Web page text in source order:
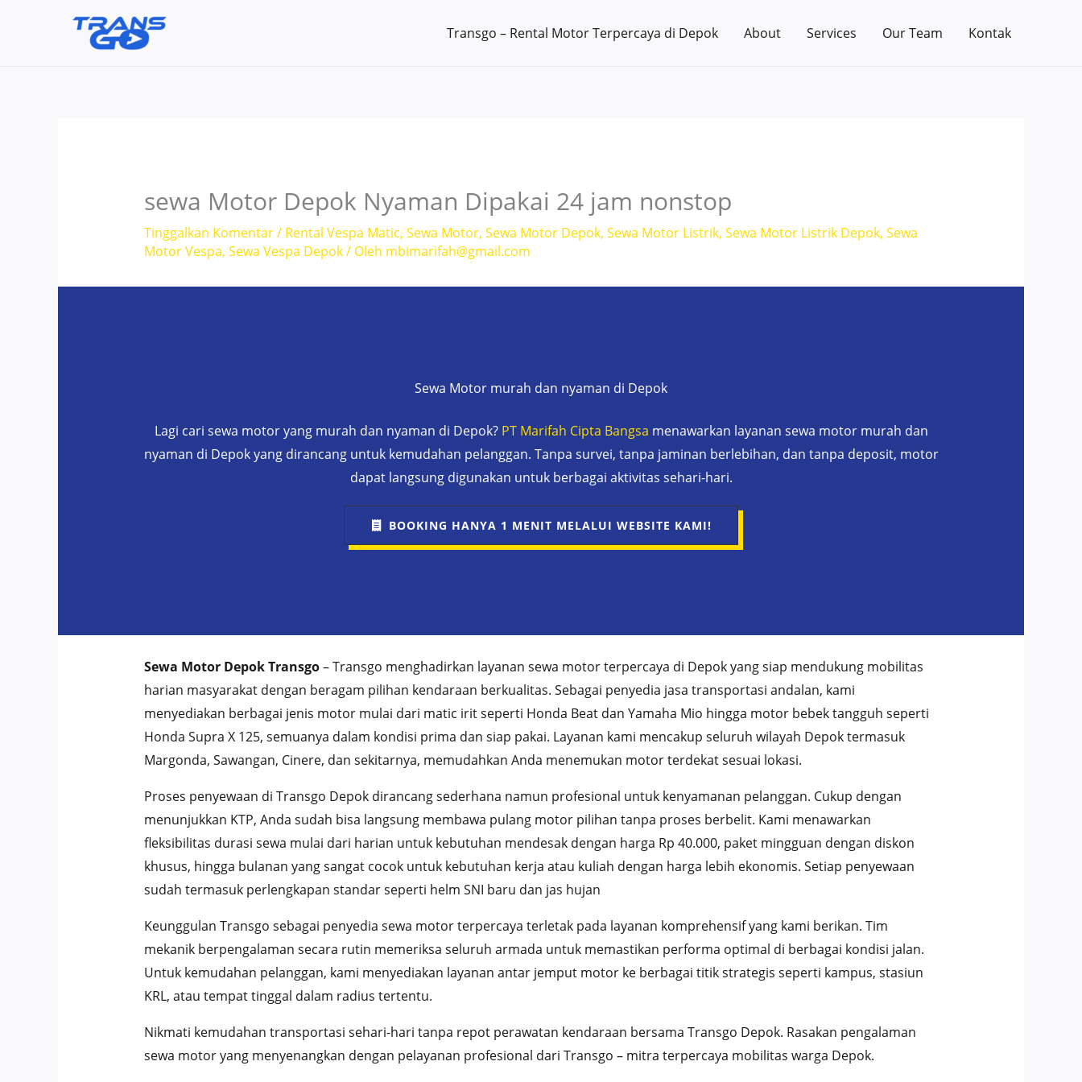
Transgo – Rental Motor Terpercaya di Depok About Services Our Team Kontak
sewa Motor Depok Nyaman Dipakai 24 jam nonstop
Tinggalkan Komentar/ Rental Vespa Matic, Sewa Motor, Sewa Motor Depok, Sewa Motor Listrik, Sewa Motor Listrik Depok, Sewa
Motor Vespa, Sewa Vespa Depok/ Oleh mbimarifah@gmail.com
Sewa Motor murah dan nyaman di Depok
Lagi cari sewa motor yang murah dan nyaman di Depok? PT Marifah Cipta Bangsa menawarkan layanan sewa motor murah dan
nyaman di Depok yang dirancang untuk kemudahan pelanggan. Tanpa survei, tanpa jaminan berlebihan, dan tanpa deposit, motor
dapat langsung digunakan untuk berbagai aktivitas sehari-hari.
BOOKING HANYA 1 MENIT MELALUI WEBSITE KAMI!
Sewa Motor Depok Transgo– Transgo menghadirkan layanan sewa motor terpercaya di Depok yang siap mendukung mobilitas
harian masyarakat dengan beragam pilihan kendaraan berkualitas. Sebagai penyedia jasa transportasi andalan, kami
menyediakan berbagai jenis motor mulai dari matic irit seperti Honda Beat dan Yamaha Mio hingga motor bebek tangguh seperti
Honda Supra X 125, semuanya dalam kondisi prima dan siap pakai. Layanan kami mencakup seluruh wilayah Depok termasuk
Margonda, Sawangan, Cinere, dan sekitarnya, memudahkan Anda menemukan motor terdekat sesuai lokasi.
Proses penyewaan di Transgo Depok dirancang sederhana namun profesional untuk kenyamanan pelanggan. Cukup dengan
menunjukkan KTP, Anda sudah bisa langsung membawa pulang motor pilihan tanpa proses berbelit. Kami menawarkan
fleksibilitas durasi sewa mulai dari harian untuk kebutuhan mendesak dengan harga Rp 40.000, paket mingguan dengan diskon
khusus, hingga bulanan yang sangat cocok untuk kebutuhan kerja atau kuliah dengan harga lebih ekonomis. Setiap penyewaan
sudah termasuk perlengkapan standar seperti helm SNI baru dan jas hujan
Keunggulan Transgo sebagai penyedia sewa motor terpercaya terletak pada layanan komprehensif yang kami berikan. Tim
mekanik berpengalaman secara rutin memeriksa seluruh armada untuk memastikan performa optimal di berbagai kondisi jalan.
Untuk kemudahan pelanggan, kami menyediakan layanan antar jemput motor ke berbagai titik strategis seperti kampus, stasiun
KRL, atau tempat tinggal dalam radius tertentu.
Nikmati kemudahan transportasi sehari-hari tanpa repot perawatan kendaraan bersama Transgo Depok. Rasakan pengalaman
sewa motor yang menyenangkan dengan pelayanan profesional dari Transgo – mitra terpercaya mobilitas warga Depok.